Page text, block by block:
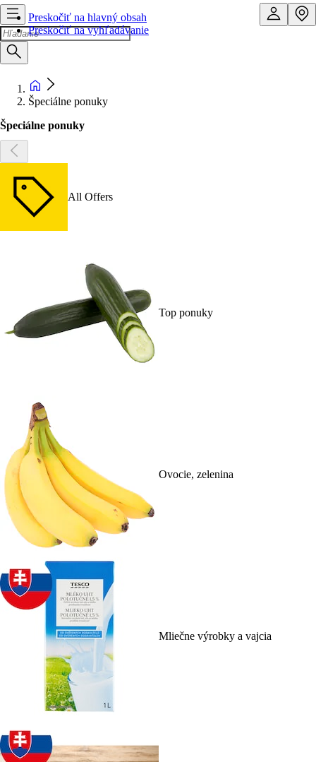
Preskočiť na hlavný obsah
Preskočiť na vyhľadávanie
Špeciálne ponuky
Špeciálne ponuky
All Offers
Top ponuky
Ovocie, zelenina
Mliečne výrobky a vajcia